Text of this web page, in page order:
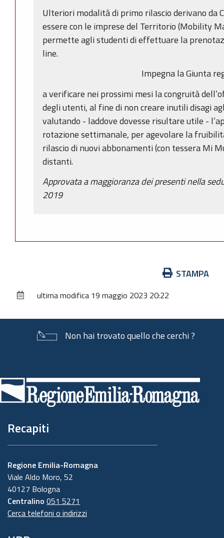
Ulteriori modalità di primo rilascio derivano da
essere con le imprese del Territorio (Mobility
permette agli studenti di effettuare la
line.
Impegna la Giunta
a verificare nei prossimi mesi la congruità
degli utenti, al fine di non creare inutili disagi
valutando - laddove dovesse risultare utile -
rotazione settimanale, per agevolare la
rilascio di nuovi abbonamenti (con tessera Mi
distanti.
Approvata a maggioranza dei presenti nella
2019
documento
STAMPA
ultima modifica 19 maggio 2023 20:22
Non hai trovato quello che cerchi ?
di
pagina
Recapiti
Regione Emilia-Romagna
Viale Aldo Moro, 52
40127 Bologna
Centralino 051 5271
Cerca telefoni o indirizzi